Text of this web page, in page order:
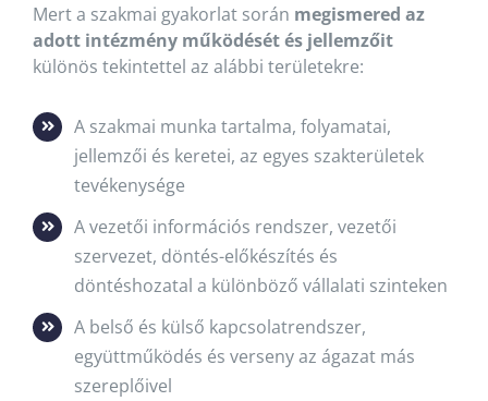
Mert a szakmai gyakorlat során megismered az
adott intézmény működését és jellemzőit
különös tekintettel az alábbi területekre:
A szakmai munka tartalma, folyamatai,
jellemzői és keretei, az egyes szakterületek
tevékenysége
A vezetői információs rendszer, vezetői
szervezet, döntés-előkészítés és
döntéshozatal a különböző vállalati szinteken
A belső és külső kapcsolatrendszer,
együttműködés és verseny az ágazat más
szereplőivel